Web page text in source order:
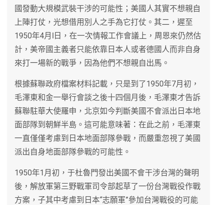
國發動大規模武裝干涉的可能性；美國人其實不想親自
上陣打仗，光想借用別人之手為它打仗。其二，遲至
1950年4月l日，在一次情報工作會議上，周恩來仍然估
計，美帝國主義者只能依靠日本人或者德國人而非自身
來打一場新的戰爭，因為他們不想親自出馬。
根據蘇聯政府檔案材料記載，只是到了1950年7月初，
毛澤東和金一舉行會談之後十四個月後，毛澤東才告訴
蘇聯駐華大使羅申，北京如今判斷美國不會派出日本地
面部隊到朝鮮半島。這可能意味著：在此之前，毛澤東
一直僅僅考慮到日本地面部隊參戰，而嚴重忽視了美國
派出自身地面部隊參戰的可能性。
1950年1月初，于杜魯門發出美國不會干涉台灣的聲明
後，解放軍第三野戰軍司令部起草了一份台灣戰役作戰
方案，子其中考慮到日本“志願軍”參加台灣戰役的可能